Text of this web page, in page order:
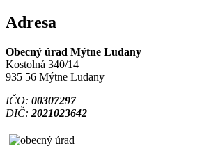
Adresa
Obecný úrad Mýtne Ludany
Kostolná 340/14
935 56 Mýtne Ludany
IČO: 00307297
DIČ: 2021023642